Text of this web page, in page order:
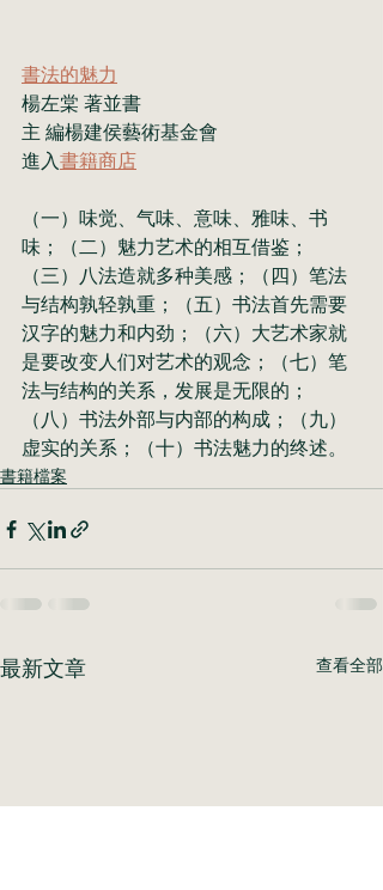
書法的魅力
楊左棠 著並書
主 編楊建侯藝術基金會
進入書籍商店
（一）味觉、气味、意味、雅味、书
味；（二）魅力艺术的相互借鉴；
（三）八法造就多种美感；（四）笔法
与结构孰轻孰重；（五）书法首先需要
汉字的魅力和内劲；（六）大艺术家就
是要改变人们对艺术的观念；（七）笔
法与结构的关系，发展是无限的；
（八）书法外部与内部的构成；（九）
虚实的关系；（十）书法魅力的终述。
書籍檔案
最新文章 查看全部